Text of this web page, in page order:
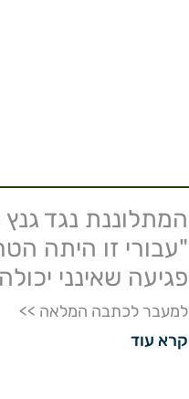
המתלוננת נגד
"עבורי זו היתה
פגיעה שאינני
למעבר לכתבה המלאה >>
קרא עוד